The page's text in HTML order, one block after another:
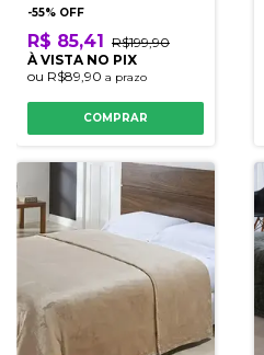
-55% OFF
R$ 85,41 R$199,90
À VISTA NO PIX
ou R$89,90 a prazo
COMPRAR